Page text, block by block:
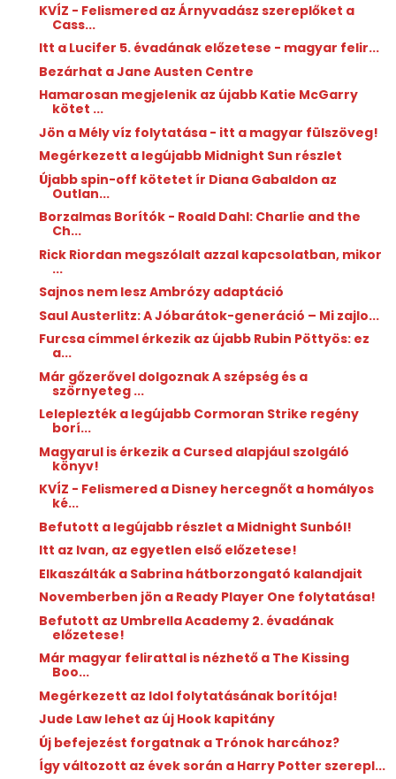
KVÍZ - Felismered az Árnyvadász szereplőket a
Cass...
Itt a Lucifer 5. évadának előzetese - magyar felir...
Bezárhat a Jane Austen Centre
Hamarosan megjelenik az újabb Katie McGarry
kötet ...
Jön a Mély víz folytatása - itt a magyar fülszöveg!
Megérkezett a legújabb Midnight Sun részlet
Újabb spin-off kötetet ír Diana Gabaldon az
Outlan...
Borzalmas Borítók - Roald Dahl: Charlie and the
Ch...
Rick Riordan megszólalt azzal kapcsolatban, mikor
...
Sajnos nem lesz Ambrózy adaptáció
Saul Austerlitz: A ​Jóbarátok-generáció – Mi zajlo...
Furcsa címmel érkezik az újabb Rubin Pöttyös: ez
a...
Már gőzerővel dolgoznak A szépség és a
szörnyeteg ...
Leleplezték a legújabb Cormoran Strike regény
borí...
Magyarul is érkezik a Cursed alapjául szolgáló
könyv!
KVÍZ - Felismered a Disney hercegnőt a homályos
ké...
Befutott a legújabb részlet a Midnight Sunból!
Itt az Ivan, az egyetlen első előzetese!
Elkaszálták a Sabrina hátborzongató kalandjait
Novemberben jön a Ready Player One folytatása!
Befutott az Umbrella Academy 2. évadának
előzetese!
Már magyar felirattal is nézhető a The Kissing
Boo...
Megérkezett az Idol folytatásának borítója!
Jude Law lehet az új Hook kapitány
Új befejezést forgatnak a Trónok harcához?
Így változott az évek során a Harry Potter szerepl...